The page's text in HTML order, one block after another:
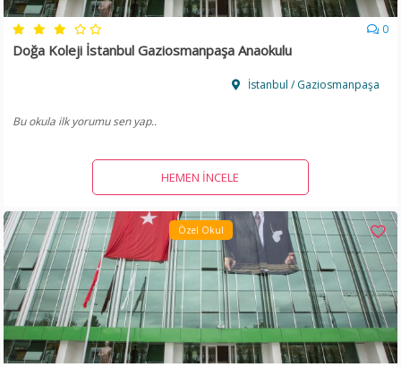
0
Doğa Koleji İstanbul Gaziosmanpaşa Anaokulu
İstanbul / Gaziosmanpaşa
Bu okula ilk yorumu sen yap..
HEMEN İNCELE
Özel Okul